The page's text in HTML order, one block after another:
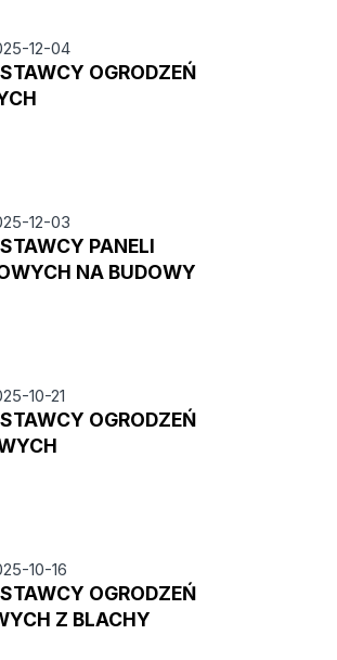
12-04
OGRODZEŃ
12-03
PANELI
NA BUDOWY
10-21
OGRODZEŃ
10-16
OGRODZEŃ
Z BLACHY